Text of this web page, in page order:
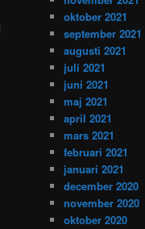
oktober 2021
september 2021
augusti 2021
juli 2021
juni 2021
maj 2021
april 2021
mars 2021
februari 2021
januari 2021
december 2020
november 2020
oktober 2020